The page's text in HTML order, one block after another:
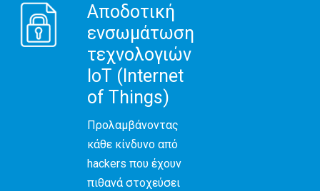
Αποδοτική
ενσωμάτωση
τεχνολογιών
IoT (Internet
of Things)
Προλαμβάνοντας
κάθε κίνδυνο από
hackers που έχουν
πιθανά στοχεύσει